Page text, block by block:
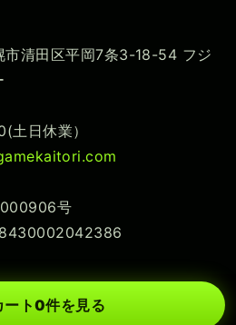
清田区平岡7条3-18-54 フジ
日休業）
号
ート0件を見る